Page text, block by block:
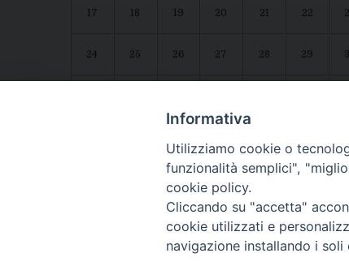
17 18 19 20 21 22
24 25 26 27 28 29
Agenda diocesana
Informativa
Utilizziamo cookie o
funzionalità semplici",
cookie policy.
Cliccando su "accetta"
cookie utilizzati e
navigazione installando i